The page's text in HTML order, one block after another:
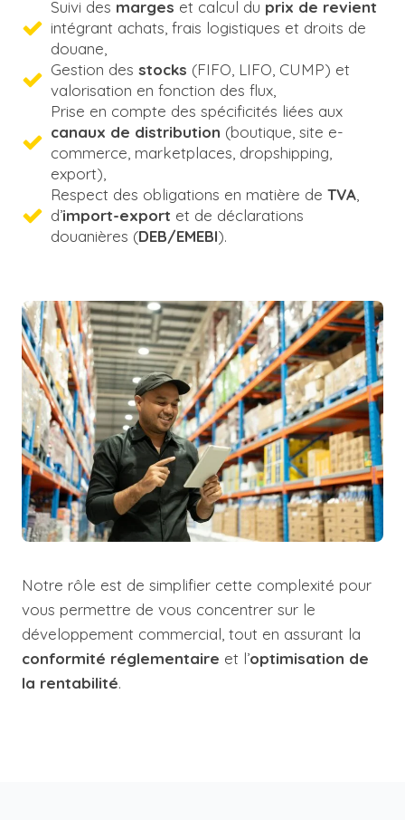
Suivi des marges et calcul du prix de revient
intégrant achats, frais logistiques et droits de
douane,
Gestion desstocks (FIFO, LIFO, CUMP) et
valorisation en fonction des flux,
Prise en compte des spécificités liées aux
canaux de distribution (boutique, site e-
commerce, marketplaces, dropshipping,
export),
Respect des obligations en matière deTVA
d’import-export et de déclarations
douanières (DEB/EMEBI).
Notre rôle est de simplifier cette complexité pour
vous permettre de vous concentrer sur le
développement commercial, tout en assurant la
conformité réglementaire et l’optimisation de
la rentabilité.